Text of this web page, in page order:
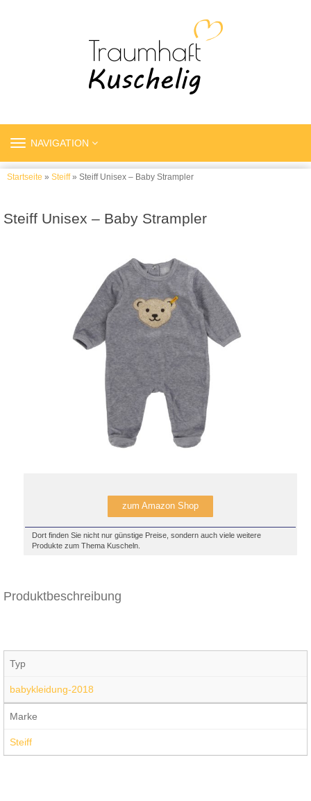
TOGGLE
NAVIGATION
Startseite » Steiff» Steiff Unisex – Baby Strampler
Steiff Unisex – Baby Strampler
zum Amazon Shop
Dort finden Sie nicht nur günstige Preise, sondern auch viele weitere
Produkte zum Thema Kuscheln.
Produktbeschreibung
Typ
babykleidung-2018
Marke
Steiff